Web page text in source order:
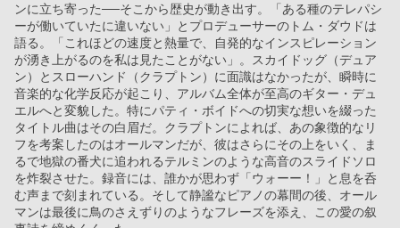
ンに立ち寄った──そこから歴史が動き出す。「ある種のテレパシ
ーが働いていたに違いない」とプロデューサーのトム・ダウドは
語る。「これほどの速度と熱量で、自発的なインスピレーション
が湧き上がるのを私は見たことがない」。スカイドッグ（デュア
ン）とスローハンド（クラプトン）に面識はなかったが、瞬時に
音楽的な化学反応が起こり、アルバム全体が至高のギター・デュ
エルへと変貌した。特にパティ・ボイドへの切実な想いを綴った
タイトル曲はその白眉だ。クラプトンによれば、あの象徴的なリ
フを考案したのはオールマンだが、彼はさらにその上をいく、ま
るで地獄の番犬に追われるテルミンのような高音のスライドソロ
を炸裂させた。録音には、誰かが思わず「ウォーー！」と息を呑
む声まで刻まれている。そして静謐なピアノの幕間の後、オール
マンは最後に鳥のさえずりのようなフレーズを添え、この愛の叙